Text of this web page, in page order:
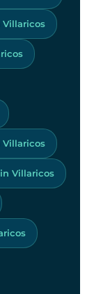
Villaricos
Villaricos